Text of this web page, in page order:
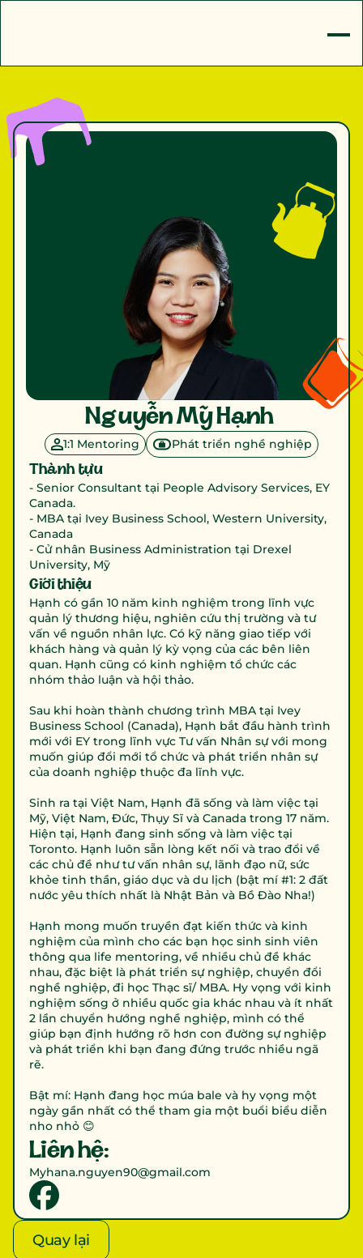
Nguyễn Mỹ Hạnh
1:1 Mentoring Phát triển nghề nghiệp
Thành tựu
- Senior Consultant tại People Advisory Services, EY
Canada.
- MBA tại Ivey Business School, Western University,
Canada
- Cử nhân Business Administration tại Drexel
University, Mỹ
Giới thiệu
Hạnh có gần 10 năm kinh nghiệm trong lĩnh vực
quản lý thương hiệu, nghiên cứu thị trường và tư
vấn về nguồn nhân lực. Có kỹ năng giao tiếp với
khách hàng và quản lý kỳ vọng của các bên liên
quan. Hạnh cũng có kinh nghiệm tổ chức các
nhóm thảo luận và hội thảo.
Sau khi hoàn thành chương trình MBA tại Ivey
Business School (Canada), Hạnh bắt đầu hành trình
mới với EY trong lĩnh vực Tư vấn Nhân sự với mong
muốn giúp đổi mới tổ chức và phát triển nhân sự
của doanh nghiệp thuộc đa lĩnh vực.
Sinh ra tại Việt Nam, Hạnh đã sống và làm việc tại
Mỹ, Việt Nam, Đức, Thụy Sĩ và Canada trong 17 năm.
Hiện tại, Hạnh đang sinh sống và làm việc tại
Toronto. Hạnh luôn sẵn lòng kết nối và trao đổi về
các chủ đề như tư vấn nhân sự, lãnh đạo nữ, sức
khỏe tinh thần, giáo dục và du lịch (bật mí #1: 2 đất
nước yêu thích nhất là Nhật Bản và Bồ Đào Nha!)
Hạnh mong muốn truyền đạt kiến thức và kinh
nghiệm của mình cho các bạn học sinh sinh viên
thông qua life mentoring, về nhiều chủ đề khác
nhau, đặc biệt là phát triển sự nghiệp, chuyển đổi
nghề nghiệp, đi học Thạc sĩ/ MBA. Hy vọng với kinh
nghiệm sống ở nhiều quốc gia khác nhau và ít nhất
2 lần chuyển hướng nghề nghiệp, mình có thể
giúp bạn định hướng rõ hơn con đường sự nghiệp
và phát triển khi bạn đang đứng trước nhiều ngã
rẽ.
Bật mí: Hạnh đang học múa bale và hy vọng một
ngày gần nhất có thể tham gia một buổi biểu diễn
nho nhỏ 😊
Liên hệ:
Myhana.nguyen90@gmail.com
Quay lại